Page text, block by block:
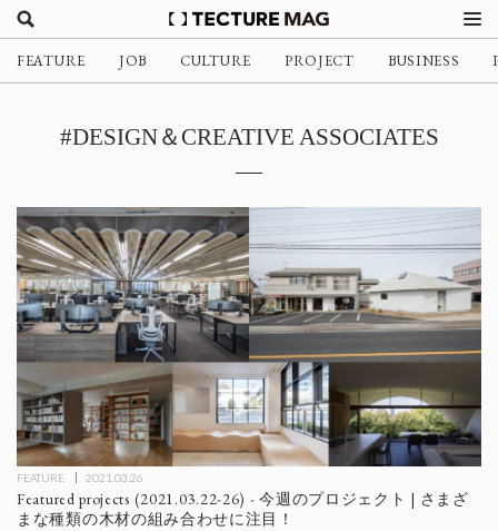
FEATURE JOB CULTURE PROJECT BUSINESS
#DESIGN＆CREATIVE ASSOCIATES
FEATURE 2021.03.26
Featured projects (2021.03.22-26) - 今週のプロジェクト | さまざ
まな種類の木材の組み合わせに注目！